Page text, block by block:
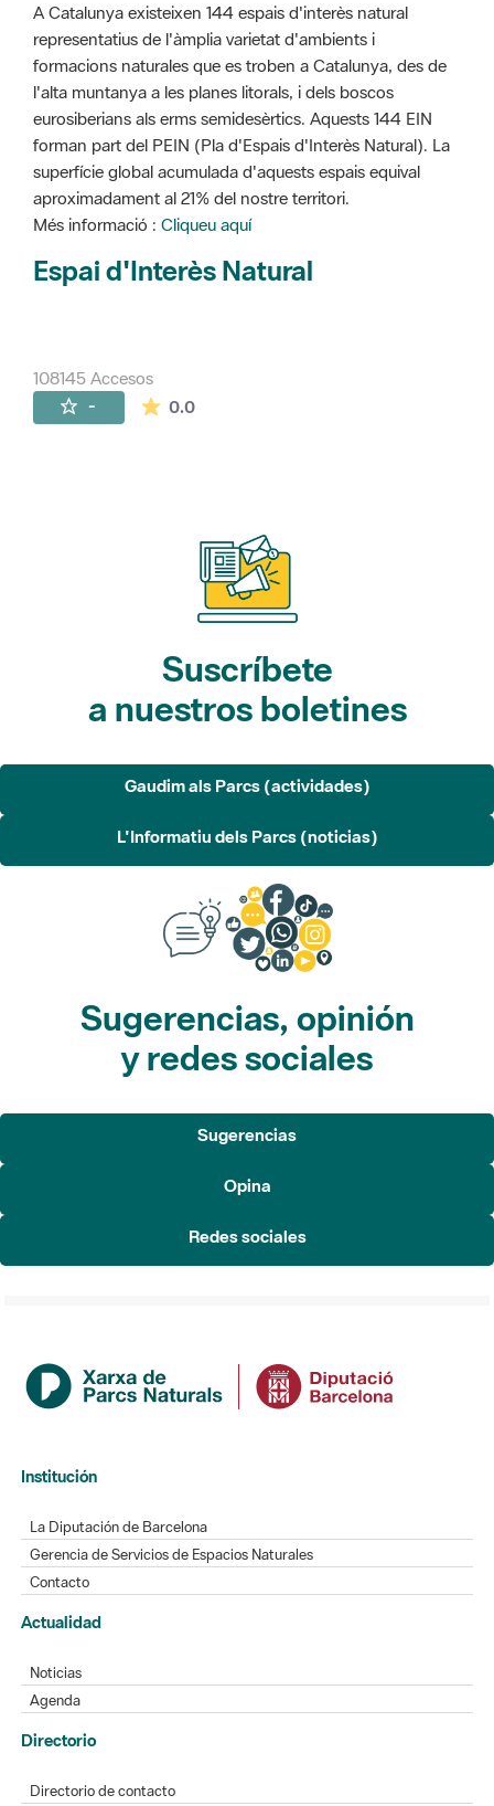
A Catalunya existeixen 144 espais d'interès natural
representatius de l'àmplia varietat d'ambients i
formacions naturales que es troben a Catalunya, des de
l'alta muntanya a les planes litorals, i dels boscos
eurosiberians als erms semidesèrtics. Aquests 144 EIN
forman part del PEIN (Pla d'Espais d'Interès Natural). La
superfície global acumulada d'aquests espais equival
aproximadament al 21% del nostre territori.
Més informació : Cliqueu aquí
Espai d'Interès Natural
108145 Accesos
- 0.0La valoración media es de 0 estrellas de
Suscríbete
a nuestros boletines
Gaudim als Parcs (actividades)
L'Informatiu dels Parcs (noticias)
Sugerencias, opinión
y redes sociales
Sugerencias
Opina
Redes sociales
Institución
La Diputación de Barcelona
Gerencia de Servicios de Espacios Naturales
Contacto
Actualidad
Noticias
Agenda
Directorio
Directorio de contacto